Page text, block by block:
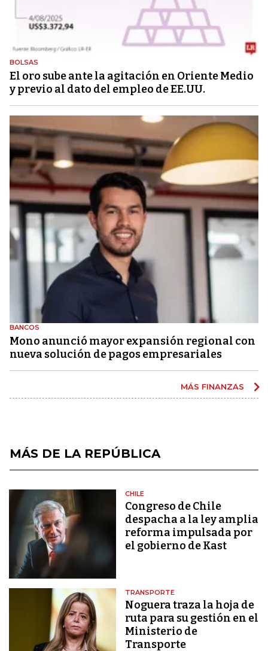
BOLSAS
El oro sube ante la agitación en Oriente Medio
y previo al dato del empleo de EE.UU.
BANCOS
Mono anunció mayor expansión regional con
nueva solución de pagos empresariales
MÁS FINANZAS
MÁS DE LA REPÚBLICA
CHILE
Congreso de Chile
despacha a la ley amplia
reforma impulsada por
el gobierno de Kast
TRANSPORTE
Noguera traza la hoja de
ruta para su gestión en el
Ministerio de
Transporte